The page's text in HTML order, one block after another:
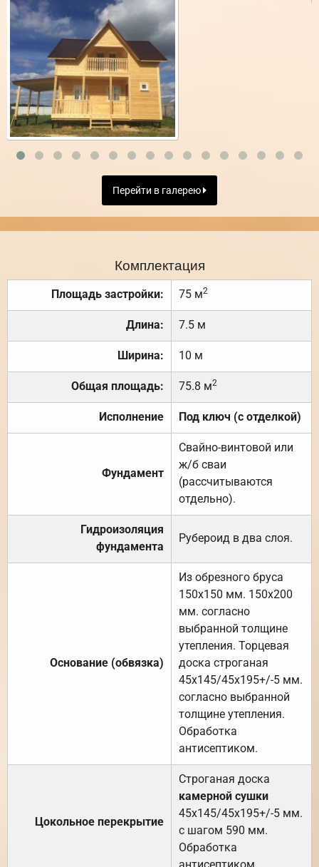
Перейти в галерею
Комплектация
Площадь застройки: 75 м2
Длина: 7.5 м
Ширина: 10 м
Общая площадь: 75.8 м2
Исполнение Под ключ (с отделкой)
Фундамент
Свайно-винтовой или
ж/б сваи
(рассчитываются
отдельно).
Гидроизоляция
фундамента
Рубероид в два слоя.
Основание (обвязка)
Из обрезного бруса
150х150 мм. 150х200
мм. согласно
выбранной толщине
утепления. Торцевая
доска строганая
45х145/45х195+/-5 мм.
согласно выбранной
толщине утепления.
Обработка
антисептиком.
Цокольное перекрытие
Строганая доска
камерной сушки
45х145/45х195+/-5 мм.
с шагом 590 мм.
Обработка